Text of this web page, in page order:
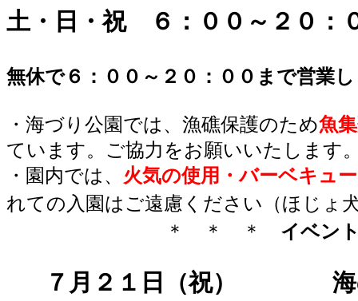
土・日・祝 ６：００～２０：
無休で６：００～２０：００まで営業
・海づり公園では、漁礁保護のため魚
ています。ご協力をお願いいたします
・園内では、 火気の使用・バーベキュ
れての入園はご遠慮ください（ほじょ
＊ ＊ ＊ イベン
７月２１日（祝）